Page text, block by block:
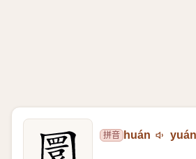
拼音 huán yuán